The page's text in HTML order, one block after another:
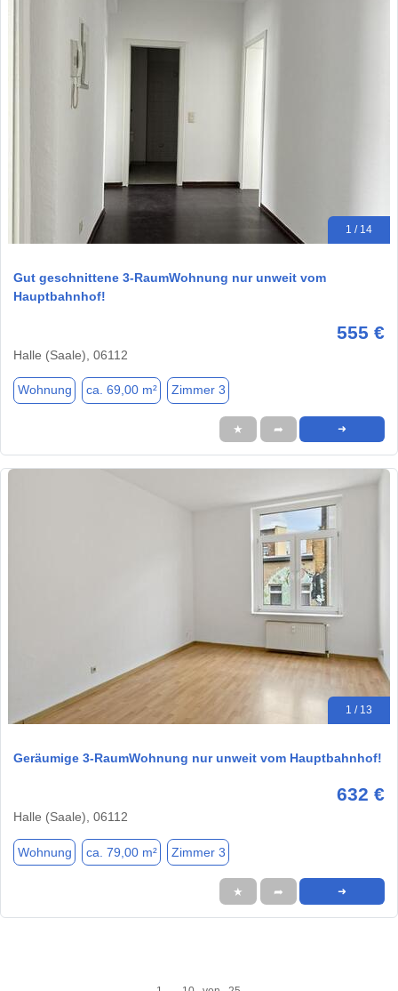
1 / 14
Gut geschnittene 3-RaumWohnung nur unweit vom
Hauptbahnhof!
555 €
Halle (Saale), 06112
Wohnung ca. 69,00 m² Zimmer 3
★ ➦ ➜
1 / 13
Geräumige 3-RaumWohnung nur unweit vom Hauptbahnhof!
632 €
Halle (Saale), 06112
Wohnung ca. 79,00 m² Zimmer 3
★ ➦ ➜